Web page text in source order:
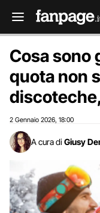
Cosa sono
quota non
2 Gennaio 2026 18:00
A cura di Giusy